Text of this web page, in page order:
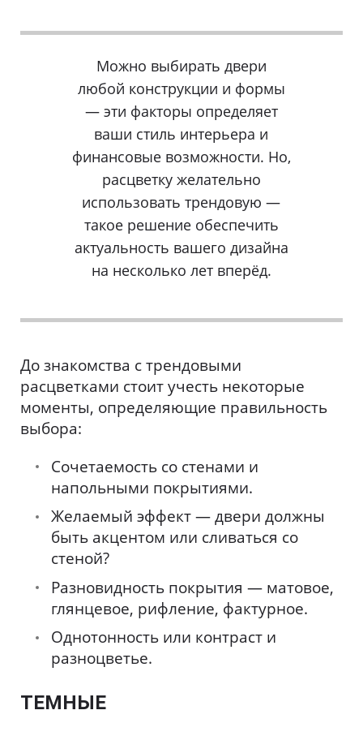
Можно выбирать двери
любой конструкции и формы
— эти факторы определяет
ваши стиль интерьера и
финансовые возможности. Но,
расцветку желательно
использовать трендовую —
такое решение обеспечить
актуальность вашего дизайна
на несколько лет вперёд.
До знакомства с трендовыми
расцветками стоит учесть некоторые
моменты, определяющие правильность
выбора:
Сочетаемость со стенами и
напольными покрытиями.
Желаемый эффект — двери должны
быть акцентом или сливаться со
стеной?
Разновидность покрытия — матовое,
глянцевое, рифление, фактурное.
Однотонность или контраст и
разноцветье.
ТЕМНЫЕ